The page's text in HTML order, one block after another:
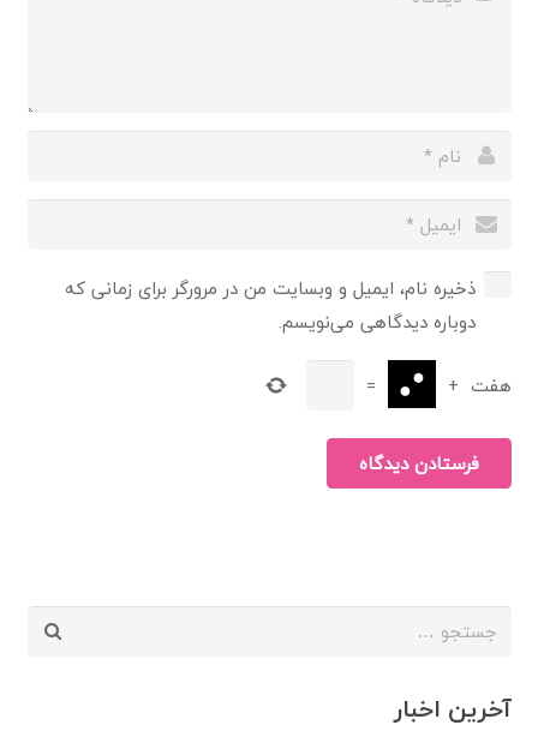
ذخیره نام، ایمیل و وبسایت من در مرورگر برای زمانی که
دوباره دیدگاهی می‌نویسم.
هفت +
=
فرستادن دیدگاه
جستجو
آخرین اخبار